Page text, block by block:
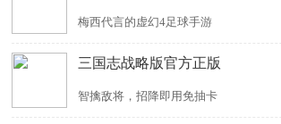
梅西代言的虚幻4足球手游
三国志战略版官方正版
智擒敌将，招降即用免抽卡